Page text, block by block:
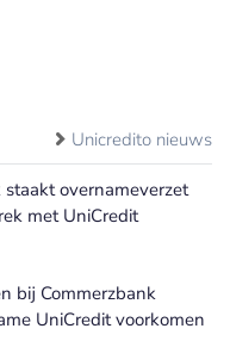
Unicredito nieuws
staakt overnameverzet
met UniCredit
bij Commerzbank
UniCredit voorkomen